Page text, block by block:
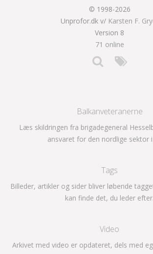
© 1998-2026
Unprofor.dk v/ Karsten F.
Version 8
71 online
Balkanveteranerne
Læs skildringen fra brigadegeneral
ansvaret for den nordlige sektor
Tags
Billeder, artikler og sider bliver løbende
kan finde det, du leder efter.
Video
Arkivet med video er opdateret, dels med